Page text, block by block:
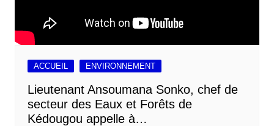
ACCUEIL ENVIRONNEMENT
Lieutenant Ansoumana Sonko, chef de
secteur des Eaux et Forêts de
Kédougou appelle à…